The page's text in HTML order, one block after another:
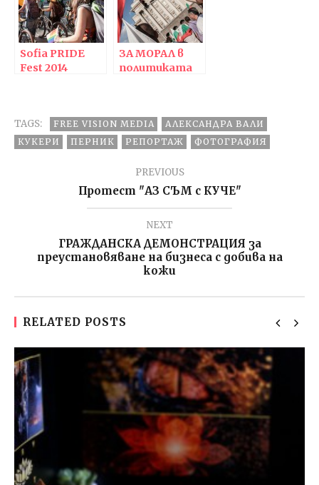
Sofia PRIDE
Fest 2014
ЗА МОРАЛ в
политиката
TAGS: FREE VISION MEDIA
АЛЕКСАНДРА ВАЛИ
КУКЕРИ
ПЕРНИК РЕПОРТАЖ ФОТОГРАФИЯ
PREVIOUS
Протест "АЗ СЪМ с КУЧЕ"
NEXT
ГРАЖДАНСКА ДЕМОНСТРАЦИЯ за
преустановяване на бизнеса с добива на
кожи
RELATED POSTS